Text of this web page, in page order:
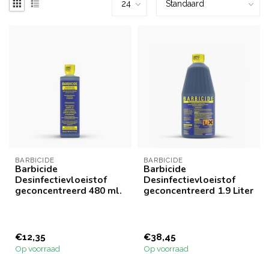
BARBICIDE
Barbicide
Desinfectievloeistof
geconcentreerd 480 ml.
€12,35
Op voorraad
BARBICIDE
Barbicide
Desinfectievloeistof
geconcentreerd 1.9 Liter
€38,45
Op voorraad